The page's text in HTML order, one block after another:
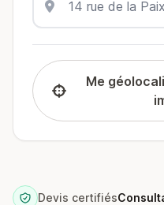
Me
Devis certifiés